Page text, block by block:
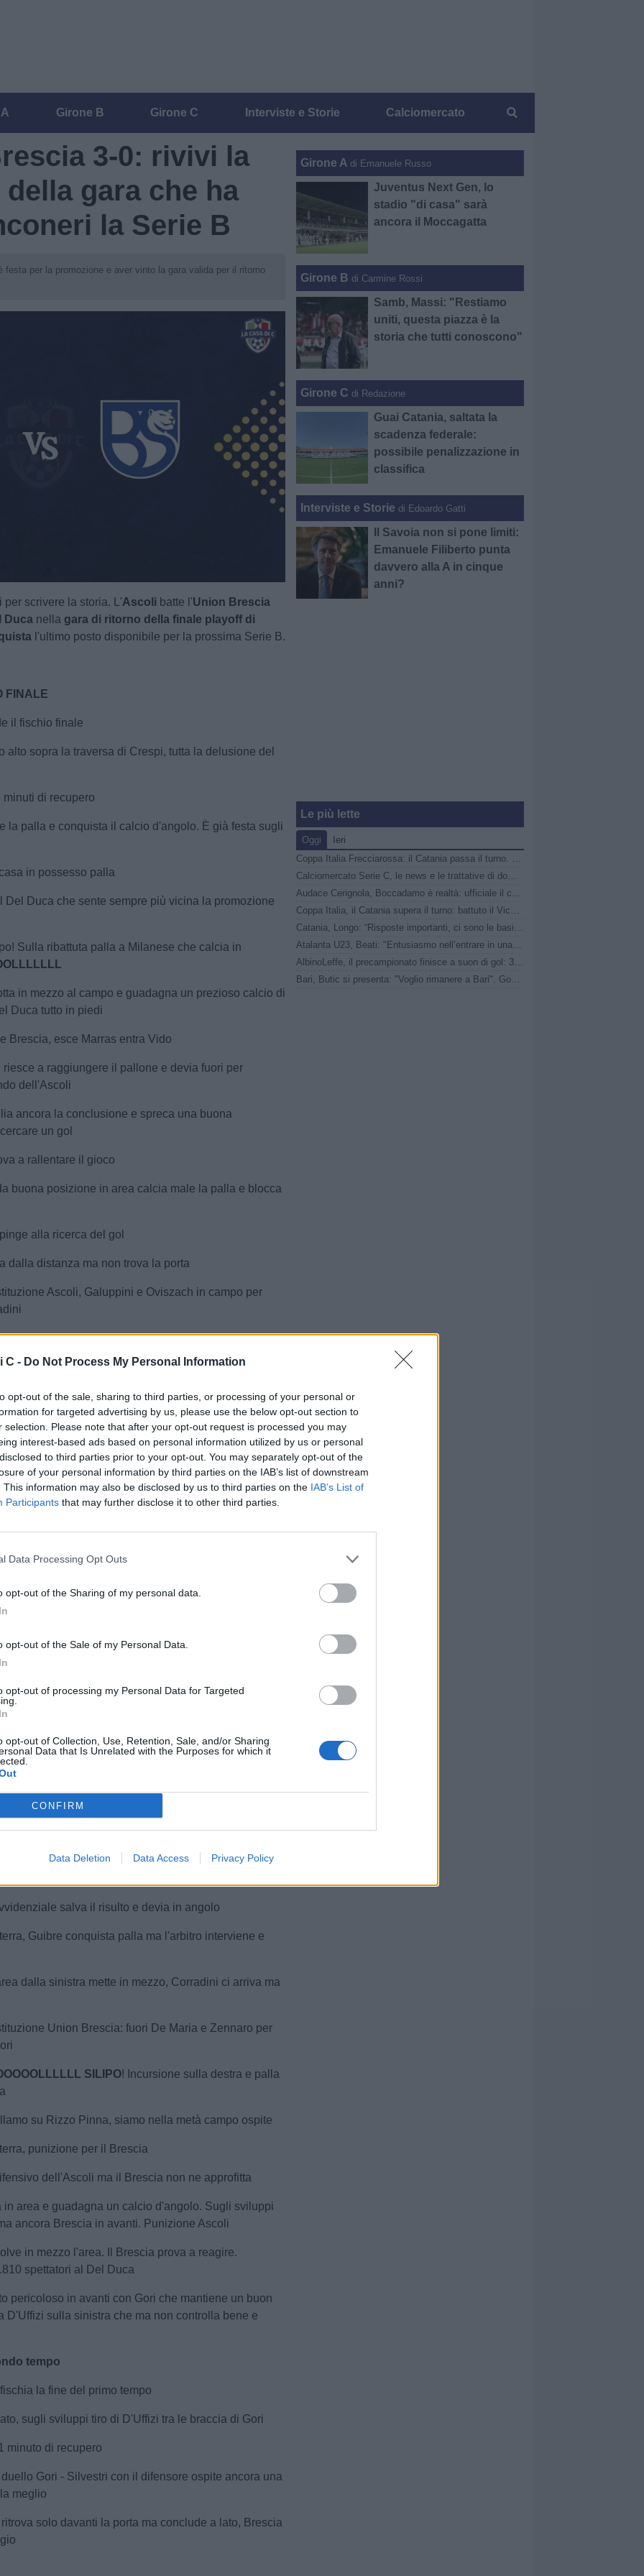
C - Do Not Process My Personal Information
opt-out of the sale, sharing to third parties, or processing of your personal or
for targeted advertising by us, please use the below opt-out section to
selection. Please note that after your opt-out request is processed you may
interest-based ads based on personal information utilized by us or personal
to third parties prior to your opt-out. You may separately opt-out of the
of your personal information by third parties on the IAB’s list of downstream
This information may also be disclosed by us to third parties on the IAB’s List of
Participants that may further disclose it to other third parties.
Data Processing Opt Outs
opt-out of the Sharing of my personal data.
opt-out of the Sale of my Personal Data.
opt-out of processing my Personal Data for Targeted
opt-out of Collection, Use, Retention, Sale, and/or Sharing
Data that Is Unrelated with the Purposes for which it
CONFIRM
Data Deletion Data Access Privacy Policy
Girone B Girone C Interviste e Storie Calciomercato
3-0: rivivi la
gara che ha
la Serie B
festa per la promozione e aver vinto la gara valida per il ritorno
per scrivere la storia. L'Ascoli batte l'Union Brescia
Duca nella gara di ritorno della finale playoff di
l'ultimo posto disponibile per la prossima Serie B.
FINALE
il fischio finale
alto sopra la traversa di Crespi, tutta la delusione del
di recupero
la palla e conquista il calcio d'angolo. È già festa sugli
in possesso palla
Del Duca che sente sempre più vicina la promozione
Sulla ribattuta palla a Milanese che calcia in
in mezzo al campo e guadagna un prezioso calcio di
Duca tutto in piedi
Brescia, esce Marras entra Vido
riesce a raggiungere il pallone e devia fuori per
dell'Ascoli
ancora la conclusione e spreca una buona
un gol
a rallentare il gioco
buona posizione in area calcia male la palla e blocca
alla ricerca del gol
dalla distanza ma non trova la porta
Ascoli, Galuppini e Oviszach in campo per
la sua area e mette in fallo laterale
per il Brescia, nulla di fatto. Riparte l'impostazione
in avanti, l'arbitro fischia fuorigioco
a giro di Silipo dalla destra, di poco alta sopra la
alle corde
duro su D'Uffizi, punizione Ascoli e richiamo verbale
Brescia, entrano Fogliata e Cisco per
ricevuta una testata involontaria di Curado
intervento risolutore dell'estremo difensore del Brescia
cartellino
sulla destra e guadagna un angolo. Il Del Duca è
Ascoli: escono Rizzo Pinna per Milanese e
le furie a bordo campo
salva il risulto e devia in angolo
Guibre conquista palla ma l'arbitro interviene e
dalla sinistra mette in mezzo, Corradini ci arriva ma
Union Brescia: fuori De Maria e Zennaro per
SILIPO! Incursione sulla destra e palla
su Rizzo Pinna, siamo nella metà campo ospite
punizione per il Brescia
dell'Ascoli ma il Brescia non ne approfitta
in area e guadagna un calcio d'angolo. Sugli sviluppi
ancora Brescia in avanti. Punizione Ascoli
in mezzo l'area. Il Brescia prova a reagire.
spettatori al Del Duca
pericoloso in avanti con Gori che mantiene un buon
D'Uffizi sulla sinistra che ma non controlla bene e
tempo
la fine del primo tempo
sugli sviluppi tiro di D'Uffizi tra le braccia di Gori
minuto di recupero
Gori - Silvestri con il difensore ospite ancora una
meglio
solo davanti la porta ma conclude a lato, Brescia
Girone A di Emanuele Russo
Juventus Next Gen, lo
stadio "di casa" sarà
ancora il Moccagatta
Girone B di Carmine Rossi
Samb, Massi: "Restiamo
uniti, questa piazza è la
storia che tutti conoscono"
Girone C di Redazione
Guai Catania, saltata la
scadenza federale:
possibile penalizzazione in
classifica
Interviste e Storie di Edoardo Gatti
Il Savoia non si pone limiti:
Emanuele Filiberto punta
davvero alla A in cinque
anni?
Le più lette
Oggi
Ieri
Coppa Italia Frecciarossa: il Catania passa il turno. Questa sera in campo Union Brescia e Ravenna
Calciomercato Serie C, le news e le trattative di domenica 9 agosto | LIVE
Audace Cerignola, Boccadamo è realtà: ufficiale il colpo dalla Virtus Entella
Coppa Italia, il Catania supera il turno: battuto il Vicenza ai rigori, ora c’è il Parma
Catania, Longo: “Risposte importanti, ci sono le basi per costruire un’ottima squadra”
Atalanta U23, Beati: "Entusiasmo nell’entrare in una famiglia così importante. Ora testa al Cittadella"
AlbinoLeffe, il precampionato finisce a suon di gol: 3-0 allo Scarzorosciate
Bari, Butic si presenta: "Voglio rimanere a Bari". Gomez: "Quando chiama una piazza così non bisogna nemmeno pensarci"